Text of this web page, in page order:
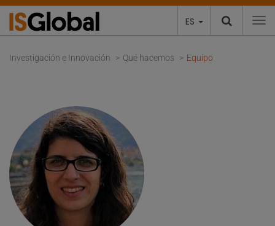
ES
Investigación e Innovación Qué hacemos Equipo